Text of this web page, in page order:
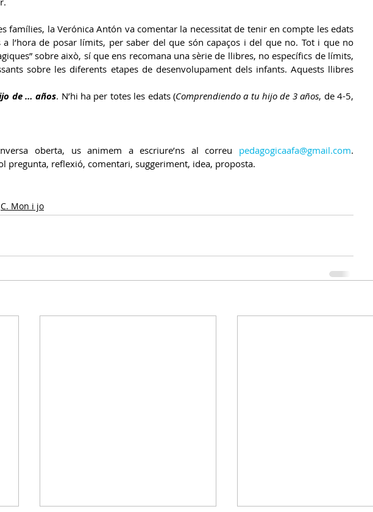
famílies, la Verónica Antón va comentar la necessitat de tenir en compte les edats
l’hora de posar límits, per saber del que són capaços i del que no. Tot i que no
sobre això, sí que ens recomana una sèrie de llibres, no específics de límits,
sobre les diferents etapes de desenvolupament dels infants. Aquests llibres
de … años. N’hi ha per totes les edats (Comprendiendo a tu hijo de 3 años, de 4-5,
oberta, us animem a escriure’ns al correu pedagogicaafa@gmail.com.
pregunta, reflexió, comentari, suggeriment, idea, proposta.
C. Mon i jo